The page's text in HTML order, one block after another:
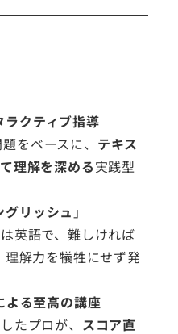
ラクティブ指導
をベースに、 テキス
理解を深める実践型
グリッシュ 」
英語で、難しければ
理解力を犠牲にせず発
よる至高の講座
たプロが、 スコア直